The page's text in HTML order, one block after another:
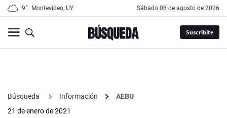
9° Montevideo, UY sábado 08 de agosto de 2026
Suscribite
Búsqueda Información
AEBU
21 de enero de 2021